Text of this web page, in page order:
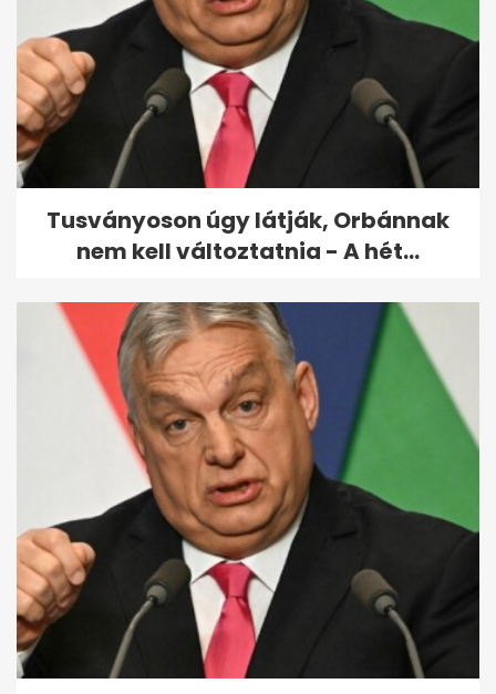
Ember, most jövök az év
bulvárhíreivel! Kulcsár Edina
és G.w.M...
Tusványoson úgy látják, Orbánnak
nem kell változtatnia - A hét...